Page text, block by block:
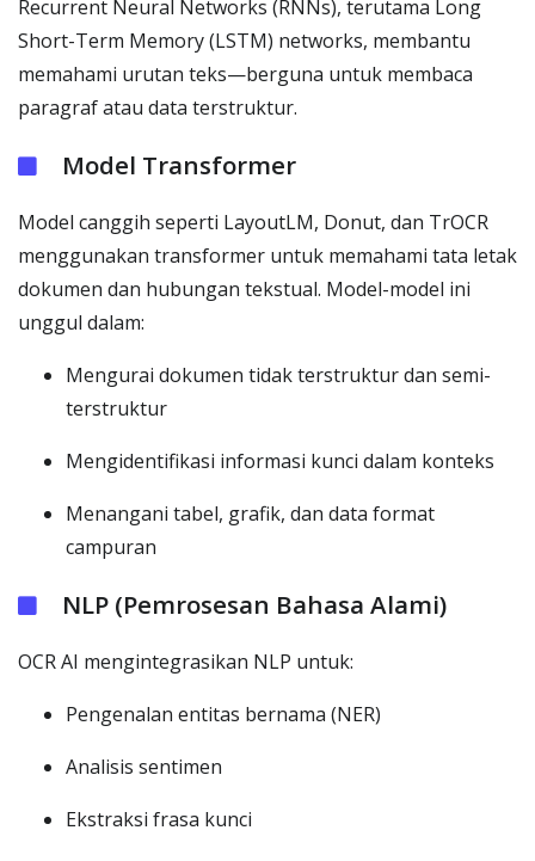
Recurrent Neural Networks (RNNs), terutama Long
Short-Term Memory (LSTM) networks, membantu
memahami urutan teks—berguna untuk membaca
paragraf atau data terstruktur.
Model Transformer
Model canggih seperti LayoutLM, Donut, dan TrOCR
menggunakan transformer untuk memahami tata letak
dokumen dan hubungan tekstual. Model-model ini
unggul dalam:
Mengurai dokumen tidak terstruktur dan semi-
terstruktur
Mengidentifikasi informasi kunci dalam konteks
Menangani tabel, grafik, dan data format
campuran
NLP (Pemrosesan Bahasa Alami)
OCR AI mengintegrasikan NLP untuk:
Pengenalan entitas bernama (NER)
Analisis sentimen
Ekstraksi frasa kunci